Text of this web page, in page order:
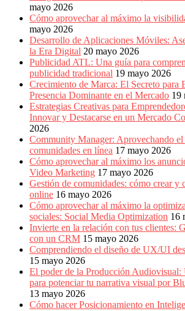
mayo 2026
Cómo aprovechar al máximo la
mayo 2026
Desarrollo de Aplicaciones Móviles:
la Era Digital 20 mayo 2026
Publicidad ATL: Una guía para
publicidad tradicional 19 mayo 2026
Crecimiento de Marca: El Secreto para
Presencia Dominante en el Mercado 19
Estrategias Creativas para
Innovar y Destacarse en un Mercado
2026
Community Manager: Aprovechando el
comunidades en línea 17 mayo 2026
Cómo aprovechar al máximo los
Video Marketing 17 mayo 2026
Gestión de comunidades: cómo crear y
online 16 mayo 2026
Cómo aprovechar al máximo la
sociales: Social Media Optimization 16
Invierte en la relación con tus clientes:
con un CRM 15 mayo 2026
Comprendiendo el diseño de UX/UI
15 mayo 2026
El poder de la Producción Audiovisual:
para potenciar tu narrativa visual por
13 mayo 2026
Cómo hacer Posicionamiento en